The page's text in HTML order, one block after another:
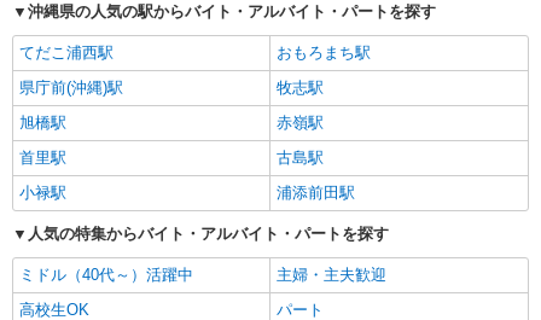
沖縄県の人気の駅からバイト・アルバイト・パートを探す
てだこ浦西駅
おもろまち駅
県庁前(沖縄)駅
牧志駅
旭橋駅
赤嶺駅
首里駅
古島駅
小禄駅
浦添前田駅
人気の特集からバイト・アルバイト・パートを探す
ミドル（40代～）活躍中
主婦・主夫歓迎
高校生OK
パート